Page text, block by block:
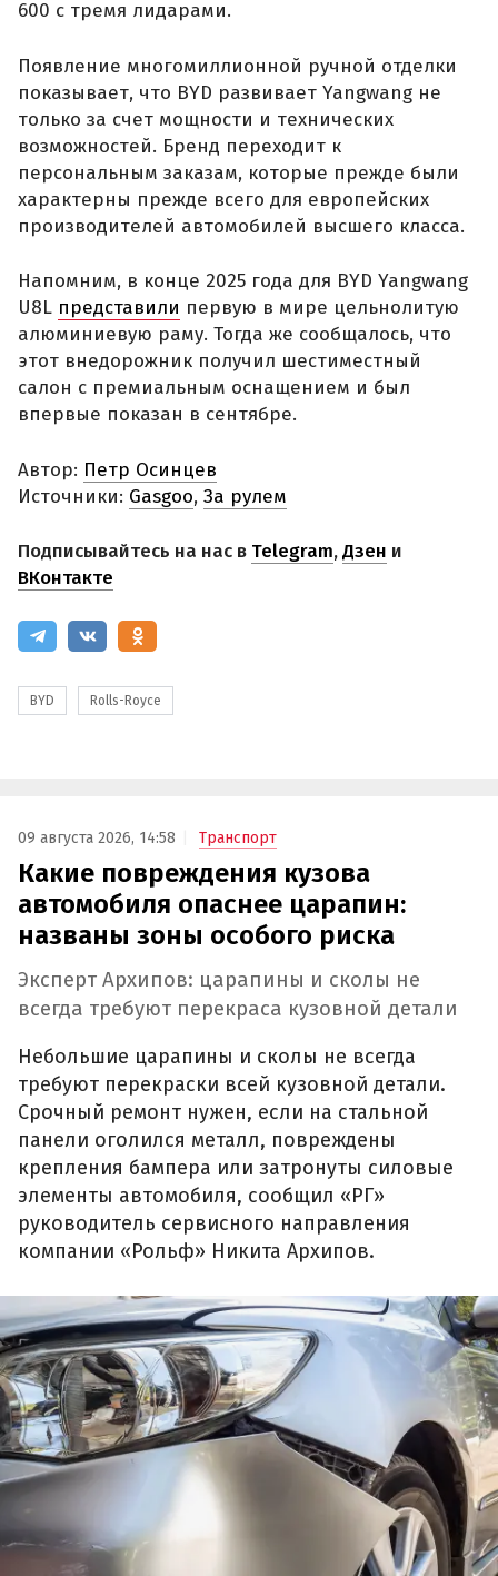
600 с тремя лидарами.
Появление многомиллионной ручной отделки
показывает, что BYD развивает Yangwang не
только за счет мощности и технических
возможностей. Бренд переходит к
персональным заказам, которые прежде были
характерны прежде всего для европейских
производителей автомобилей высшего класса.
Напомним, в конце 2025 года для BYD Yangwang
U8L представили первую в мире цельнолитую
алюминиевую раму. Тогда же сообщалось, что
этот внедорожник получил шестиместный
салон с премиальным оснащением и был
впервые показан в сентябре.
Автор: Петр Осинцев
Источники: Gasgoo, За рулем
Подписывайтесь на нас в Telegram,Дзен и
ВКонтакте
BYD Rolls-Royce
09 августа 2026, 14:58 Транспорт
Какие повреждения кузова
автомобиля опаснее царапин:
названы зоны особого риска
Эксперт Архипов: царапины и сколы не
всегда требуют перекраса кузовной детали
Небольшие царапины и сколы не всегда
требуют перекраски всей кузовной детали.
Срочный ремонт нужен, если на стальной
панели оголился металл, повреждены
крепления бампера или затронуты силовые
элементы автомобиля, сообщил «РГ»
руководитель сервисного направления
компании «Рольф» Никита Архипов.